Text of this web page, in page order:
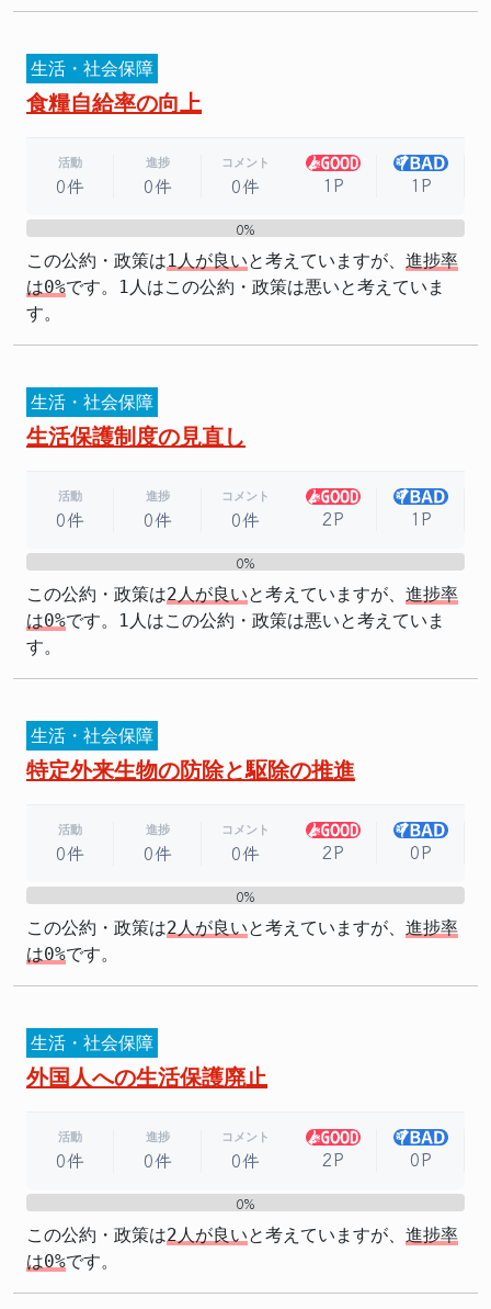
生活・社会保障
食糧自給率の向上
活動
0件
進捗
0件
コメント
0件 1P 1P
0%
この公約・政策は1人が良いと考えていますが、 進捗率
は0%です。1人はこの公約・政策は悪いと考えていま
す。
生活・社会保障
生活保護制度の見直し
活動
0件
進捗
0件
コメント
0件 2P 1P
0%
この公約・政策は2人が良いと考えていますが、 進捗率
は0%です。1人はこの公約・政策は悪いと考えていま
す。
生活・社会保障
特定外来生物の防除と駆除の推進
活動
0件
進捗
0件
コメント
0件 2P 0P
0%
この公約・政策は2人が良いと考えていますが、 進捗率
は0%です。
生活・社会保障
外国人への生活保護廃止
活動
0件
進捗
0件
コメント
0件 2P 0P
0%
この公約・政策は2人が良いと考えていますが、 進捗率
は0%です。